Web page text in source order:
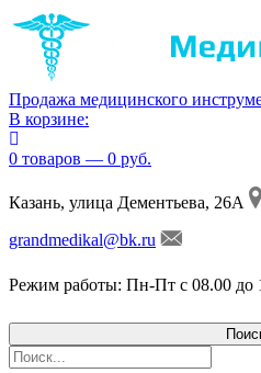
Продажа медицинского
В корзине:
0 товаров — 0 руб.
Казань, улица Дементьева, 26А
grandmedikal@bk.ru
Режим работы: Пн-Пт с 08.00 до